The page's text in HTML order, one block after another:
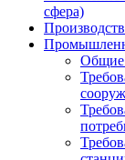
сфера)
Общие